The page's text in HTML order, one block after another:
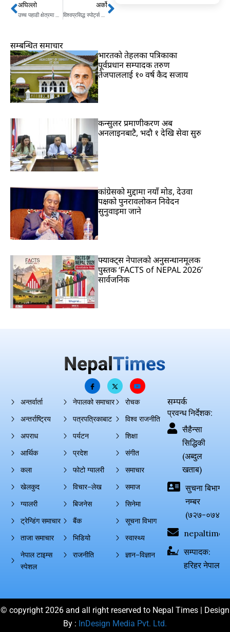
Prev
अघिल्लो अर्कोNext
सम्बन्धित समाचार
भारतकाे तेहलका पत्रिकाका
पूर्वप्रधान सम्पादक तरुण
तेजपाललाई १० वर्ष कैद सजाय
कन्सुलर प्रमाणीकरण अब
अनलाइनबाटै, भदौ १ देखि सेवा सुरु
कांग्रेसको मुद्दामा नयाँ मोड, देउवा
पक्षको पुनरावलोकन निवेदन
सुनुवाइमा जाने
फ्याक्ट्स नेपालको अनुसन्धानमूलक
पुस्तक ‘FACTS of NEPAL 2026’
सार्वजनिक
अन्तर्वार्ता
अन्तर्राष्ट्रिय
अपराध
आर्थिक
कला
खेलकुद
ग्यालरी
ट्रेन्डिंग समाचार
ताजा समाचार
नेपाल टाइम्स
स्पेशल
नेपालको समाचार
पत्रपत्रिकाबाट
पर्यटन
प्रदेश
फोटो ग्यालरी
विचार–लेख
बिजनेस
बैंक
भिडियो
राजनीति
रोचक
विश्व राजनीति
शिक्षा
संगीत
समाचार
समाज
सिनेमा
सूचना विभाग
स्वास्थ्य
ज्ञान–विज्ञान
सम्पर्क
प्रवन्ध निर्देशक:
सैहैन्सा
सिद्धिकी
(अब्दुल
खताब)
सुचना बिभाग
नम्बर
(७२७-०७४-
सम्पादक:
हरिहर नेपाल
© copyright 2026 and all right reserved to Nepal Times | Design
By : InDesign Media Pvt. Ltd.